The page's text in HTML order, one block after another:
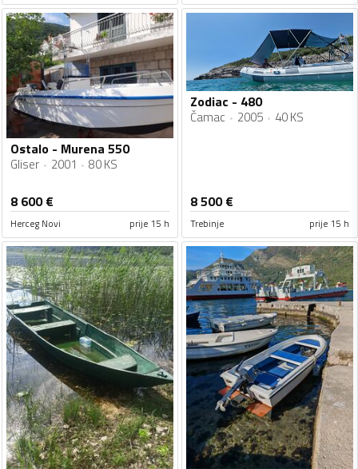
Ostalo - Murena 550
Gliser 2001 80 KS
8 600€
Herceg Novi prije 15 h
Zodiac - 480
Čamac 2005 40 KS
8 500€
Trebinje prije 15 h